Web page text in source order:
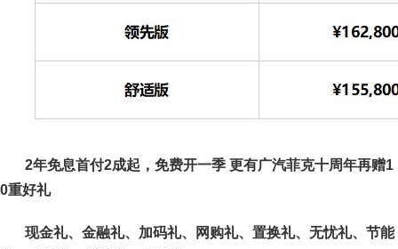
2年免息首付2成起，免费开一季 更有广汽菲克十周年再赠1
0重好礼
现金礼、金融礼、加码礼、网购礼、置换礼、无忧礼、节能